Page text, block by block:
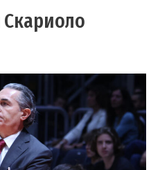
Скариоло